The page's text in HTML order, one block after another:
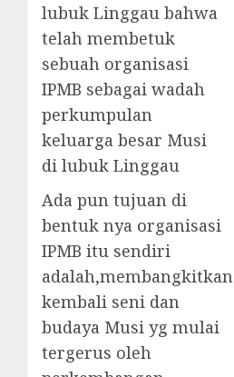
lubuk Linggau bahwa
telah membetuk
sebuah organisasi
IPMB sebagai wadah
perkumpulan
keluarga besar Musi
di lubuk Linggau
Ada pun tujuan di
bentuk nya organisasi
IPMB itu sendiri
adalah,membangkitkan
kembali seni dan
budaya Musi yg mulai
tergerus oleh